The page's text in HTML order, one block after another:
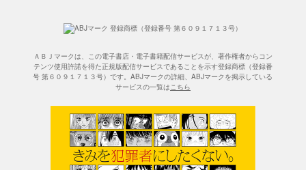
ＡＢＪマークは、この電子書店・電子書籍配信サービスが、著作権者からコン
テンツ使用許諾を得た正規版配信サービスであることを示す登録商標（登録番
号 第６０９１７１３号）です。ABJマークの詳細、ABJマークを掲示している
サービスの一覧はこちら